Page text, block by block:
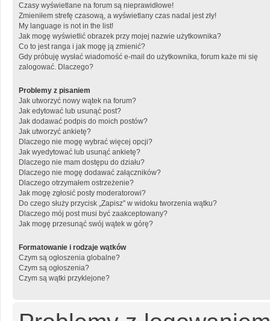
Czasy wyświetlane na forum są nieprawidłowe!
Zmieniłem strefę czasową, a wyświetlany czas nadal jest zły!
My language is not in the list!
Jak mogę wyświetlić obrazek przy mojej nazwie użytkownika?
Co to jest ranga i jak mogę ją zmienić?
Gdy próbuję wysłać wiadomość e-mail do użytkownika, forum każe mi się
zalogować. Dlaczego?
Problemy z pisaniem
Jak utworzyć nowy wątek na forum?
Jak edytować lub usunąć post?
Jak dodawać podpis do moich postów?
Jak utworzyć ankietę?
Dlaczego nie mogę wybrać więcej opcji?
Jak wyedytować lub usunąć ankietę?
Dlaczego nie mam dostępu do działu?
Dlaczego nie mogę dodawać załączników?
Dlaczego otrzymałem ostrzeżenie?
Jak mogę zgłosić posty moderatorowi?
Do czego służy przycisk „Zapisz” w widoku tworzenia wątku?
Dlaczego mój post musi być zaakceptowany?
Jak mogę przesunąć swój wątek w górę?
Formatowanie i rodzaje wątków
Czym są ogłoszenia globalne?
Czym są ogłoszenia?
Czym są wątki przyklejone?